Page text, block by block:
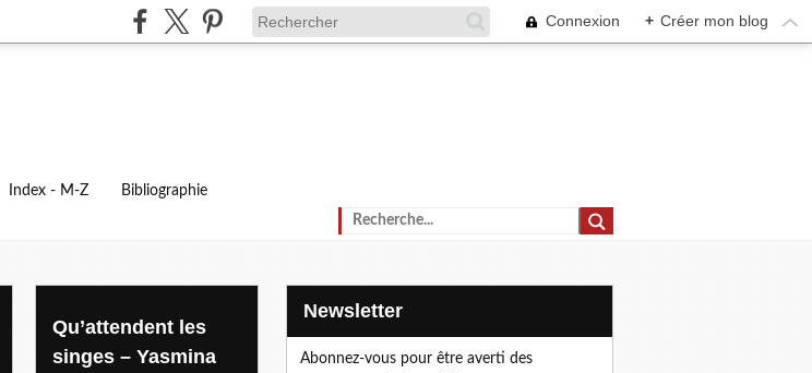
Connexion + Créer mon blog
Index - M-Z Bibliographie
Qu’attendent les
singes – Yasmina
Newsletter
Abonnez-vous pour être averti des